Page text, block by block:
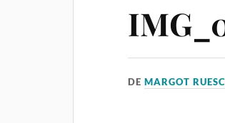
DEMARGOT